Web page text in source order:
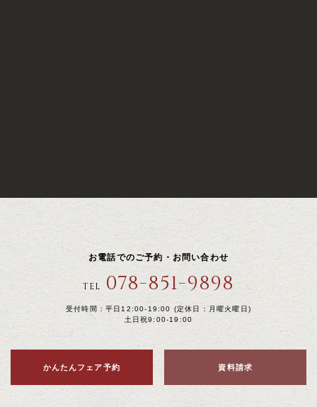
お電話でのご予約・お問い合わせ
TEL 078-851-9898
受付時間：平日12:00-19:00 (定休日：月曜火曜日)
土日祝9:00-19:00
かんたんフェア予約 資料請求